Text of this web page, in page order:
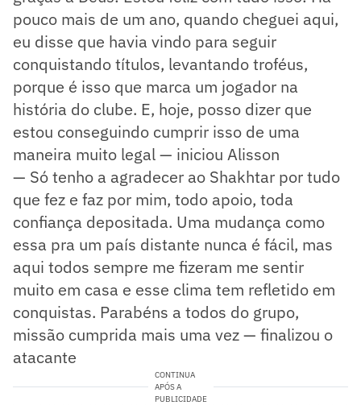
pouco mais de um ano, quando cheguei aqui,
eu disse que havia vindo para seguir
conquistando títulos, levantando troféus,
porque é isso que marca um jogador na
história do clube. E, hoje, posso dizer que
estou conseguindo cumprir isso de uma
maneira muito legal — iniciou Alisson
— Só tenho a agradecer ao Shakhtar por tudo
que fez e faz por mim, todo apoio, toda
confiança depositada. Uma mudança como
essa pra um país distante nunca é fácil, mas
aqui todos sempre me fizeram me sentir
muito em casa e esse clima tem refletido em
conquistas. Parabéns a todos do grupo,
missão cumprida mais uma vez — finalizou o
atacante
CONTINUA
APÓS A
PUBLICIDADE